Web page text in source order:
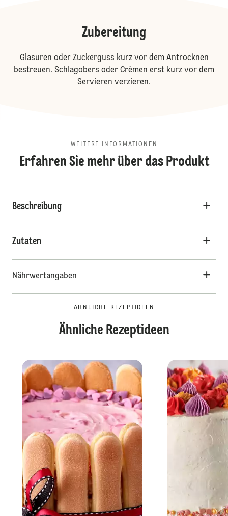
Zubereitung
Glasuren oder Zuckerguss kurz vor dem Antrocknen
bestreuen. Schlagobers oder Crèmen erst kurz vor dem
Servieren verzieren.
WEITERE INFORMATIONEN
Erfahren Sie mehr über das Produkt
Beschreibung
Zutaten
Nährwertangaben
ÄHNLICHE REZEPTIDEEN
Ähnliche Rezeptideen